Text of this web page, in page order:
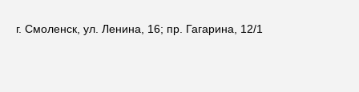
г. Смоленск, ул. Ленина, 16; пр. Гагарина, 12/1